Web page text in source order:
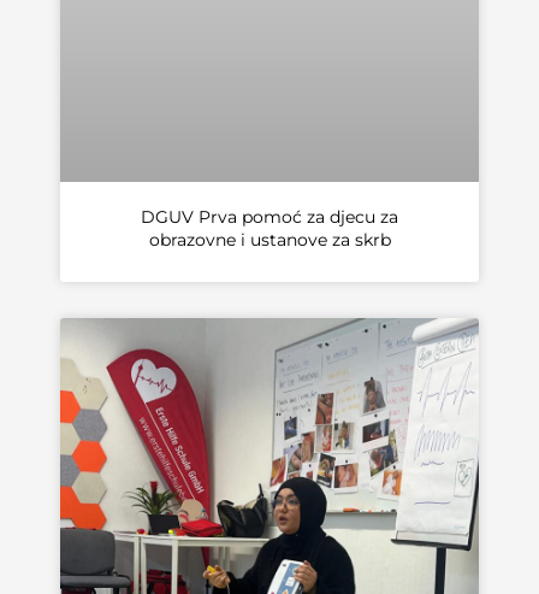
DGUV Prva pomoć za djecu za
obrazovne i ustanove za skrb